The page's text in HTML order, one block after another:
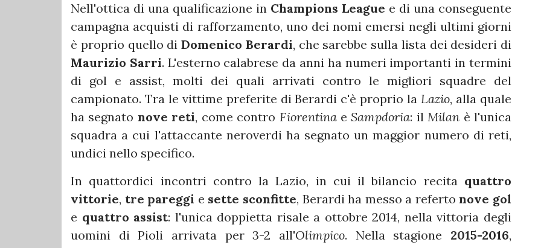
Nell'ottica di una qualificazione in Champions League e di una conseguente
campagna acquisti di rafforzamento, uno dei nomi emersi negli ultimi giorni
è proprio quello di Domenico Berardi, che sarebbe sulla lista dei desideri di
Maurizio Sarri. L'esterno calabrese da anni ha numeri importanti in termini
di gol e assist, molti dei quali arrivati contro le migliori squadre del
campionato. Tra le vittime preferite di Berardi c'è proprio laLazio, alla quale
ha segnato nove reti, come contro Fiorentinae Sampdoria: ilMilan è l'unica
squadra a cui l'attaccante neroverdi ha segnato un maggior numero di reti,
undici nello specifico.
In quattordici incontri contro la Lazio, in cui il bilancio recita quattro
vittorie, tre pareggi e sette sconfitte, Berardi ha messo a refertonove gol
e quattro assist: l'unica doppietta risale a ottobre 2014, nella vittoria degli
uomini di Pioli arrivata per 3-2 all'Olimpico. Nella stagione 2015-2016,